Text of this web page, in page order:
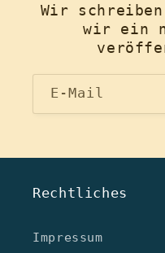
Wir
wir ein
E-Mail
Rechtliches
Impressum